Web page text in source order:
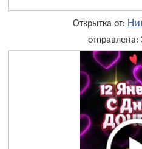
Открытка от:
отправлена: